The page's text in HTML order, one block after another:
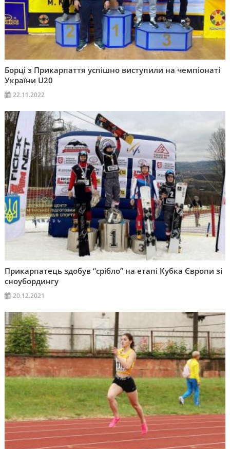
Борці з Прикарпаття успішно виступили на чемпіонаті
України U20
22.11.2022
Прикарпатець здобув “срібло” на етапі Кубка Європи зі
сноубордингу
20.12.2021